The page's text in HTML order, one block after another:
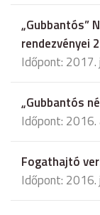
„Gubbantós”
rendezvényei
Időpont: 2017.
„Gubbantós
Időpont: 2016.
Fogathajtó
Időpont: 2016.